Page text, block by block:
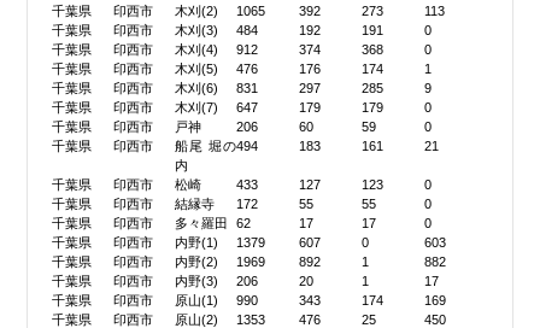
千葉県
印西市 木刈(2) 1065 392 273
113
千葉県
印西市 木刈(3) 484 192 191
0
千葉県
印西市 木刈(4) 912 374 368
0
千葉県
印西市 木刈(5) 476 176 174
1
千葉県
印西市 木刈(6) 831 297 285
9
千葉県
印西市 木刈(7) 647 179 179
0
千葉県
印西市 戸神 206 60 59
0
千葉県
印西市
船尾 堀の
内
494 183 161 21
千葉県 印西市 松崎 433 127 123
0
千葉県
印西市 結縁寺 172 55 55
0
千葉県
印西市 多々羅田 62 17 17
0
千葉県
印西市 内野(1) 1379 607 0
603
千葉県
印西市 内野(2) 1969 892 1
882
千葉県
印西市 内野(3) 206 20 1
17
千葉県
印西市 原山(1) 990 343 174
169
千葉県
印西市 原山(2) 1353 476 25
450